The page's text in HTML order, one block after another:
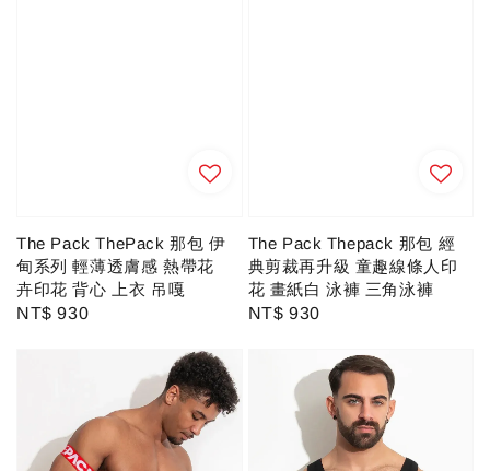
The Pack ThePack 那包 伊
甸系列 輕薄透膚感 熱帶花
卉印花 背心 上衣 吊嘎
Regular
NT$ 930
The Pack Thepack 那包 經
典剪裁再升級 童趣線條人印
花 畫紙白 泳褲 三角泳褲
Regular
NT$ 930